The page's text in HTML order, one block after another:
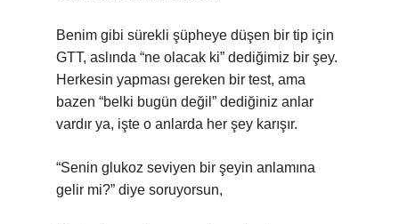
Benim gibi sürekli şüpheye düşen bir tip için
GTT, aslında “ne olacak ki” dediğimiz bir şey.
Herkesin yapması gereken bir test, ama
bazen “belki bugün değil” dediğiniz anlar
vardır ya, işte o anlarda her şey karışır.
“Senin glukoz seviyen bir şeyin anlamına
gelir mi?” diye soruyorsun,